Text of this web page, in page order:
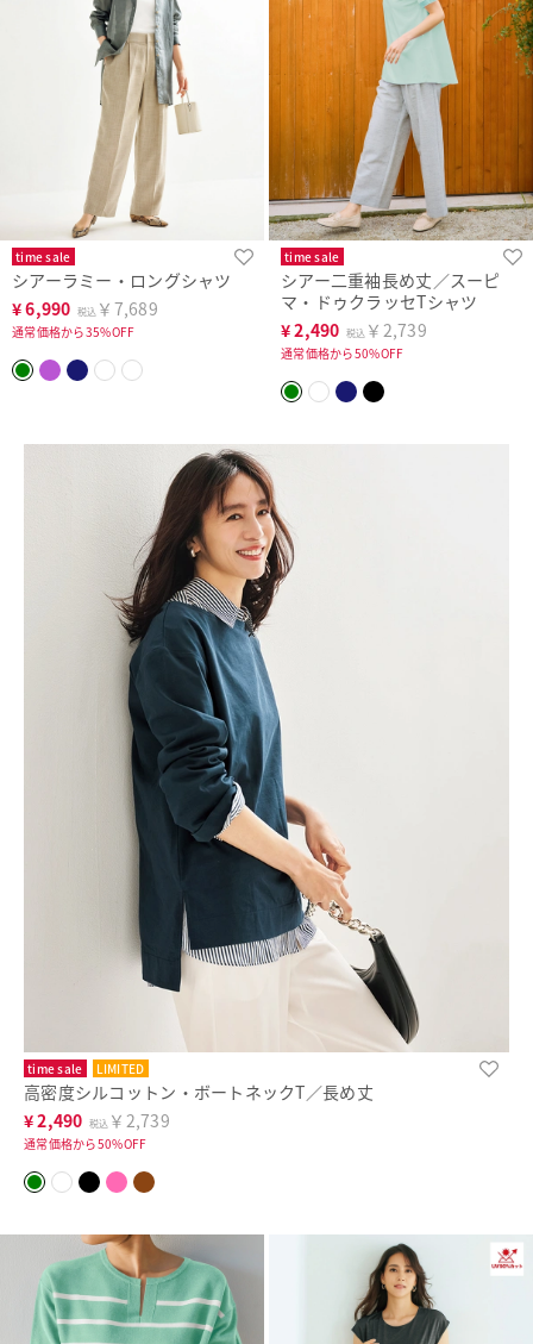
time sale
シアーラミー・ロングシャツ
¥6,990 税込 ￥7,689
通常価格から35%OFF
time sale
シアー二重袖長め丈／スーピ
マ・ドゥクラッセTシャツ
¥2,490 税込 ￥2,739
通常価格から50%OFF
time sale LIMITED
高密度シルコットン・ボートネックT／長め丈
¥2,490 税込 ￥2,739
通常価格から50%OFF